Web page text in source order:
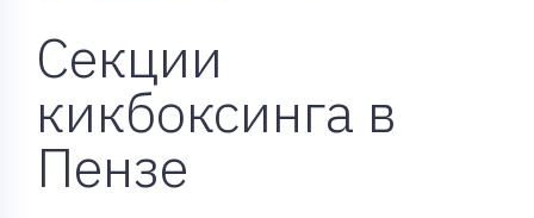
Секции
кикбоксинга в
Пензе